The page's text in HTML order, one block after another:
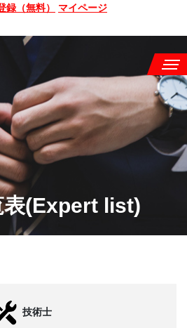
録（無料） マイページ
表(Expert list)
技術士